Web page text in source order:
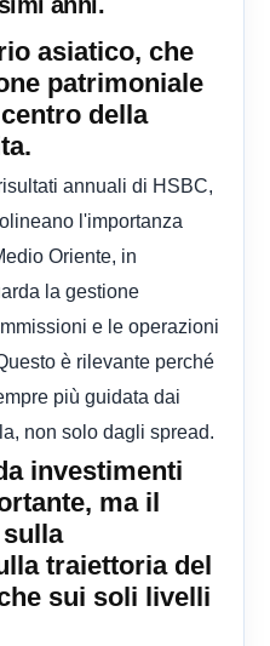
asiatico, che
patrimoniale
della
annuali di HSBC,
l'importanza
Oriente, in
la gestione
e le operazioni
è rilevante perché
più guidata dai
non solo dagli spread.
investimenti
ma il
traiettoria del
sui soli livelli